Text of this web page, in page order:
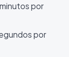
por
por